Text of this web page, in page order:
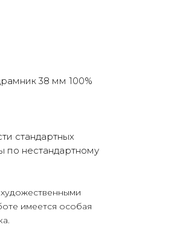
38 мм 100%
стандартных
по нестандартному
имеется особая